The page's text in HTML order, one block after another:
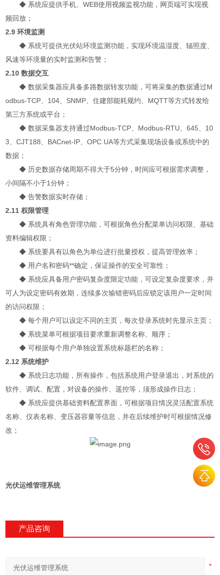
◆ 系统应提供手机、WEB使用视频监视功能，网页端可实现视
频回放；
2.9 环境监测
◆ 系统可提供光伏站环境监测功能，实现环境温湿度、辐照度、
风速等环境量的实时监测和告警；
2.10 数据交互
◆数据采集器应具备多路数据转发功能，可将采集的数据通过M
odbus-TCP、104、SNMP、住建部能耗规约、MQTT等方式转发给
第三方系统或平台；
◆数据采集器支持通过Modbus-TCP、Modbus-RTU、645、10
3、CJT188、BACnet-IP、OPC UA等方式采集现场设备或系统中的
数据；
◆ 历史数据存储周期不得大于5分钟，时间应可根据需求调整，
小间隔不小于1分钟；
◆告警数据实时存储；
2.11 权限管理
◆ 系统具有角色管理功能，可根据角色分配菜单访问权限、基础
资料编辑权限；
◆ 系统要具有以角色为单位进行批量授权，提高管理效率；
◆ 用户名和密码**确定，保证操作的安全可靠性；
◆ 系统应具备用户密码复杂度限定功能，可设定复杂度要求，并
可人为设定密码有效期，连续多次输错密码后应锁定该用户一定时间
的访问权限；
◆每个用户可以设定不同的主页，每次登录系统时先显示主页；
◆ 系统菜单可根据项目要求重新调整名称、顺序；
◆可根据每个用户单独设置系统标题栏的名称；
2.12 系统维护
◆ 系统日志功能，所有操作，包括系统用户登录退出，对系统的
软件、调试、配置，对设备的操作、遥控等，须形成操作日志；
◆ 系统应提供基础资料配置界面，可根据项目情况灵活配置系统
名称、仪表名称、变压器容量等信息，并在后续维护时可根据情况修
改；
光伏运维管理系统
产品咨询